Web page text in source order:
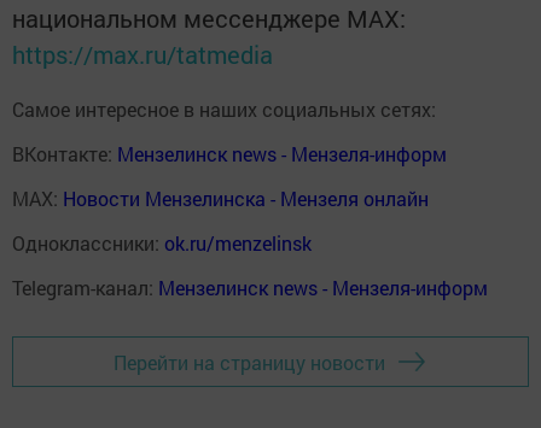
национальном мессенджере MАХ:
https://max.ru/tatmedia
Самое интересное в наших социальных сетях:
ВКонтакте: Мензелинск news - Мензеля-информ
MAX: Новости Мензелинска - Мензеля онлайн
Одноклассники: ok.ru/menzelinsk
Telegram-канал: Мензелинск news - Мензеля-информ
Перейти на страницу новости